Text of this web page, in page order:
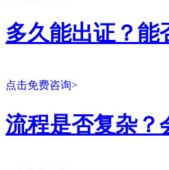
多久能出证？能
点击免费咨询>
流程是否复杂？